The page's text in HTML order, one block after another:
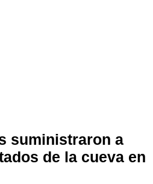
suministraron a
de la cueva en